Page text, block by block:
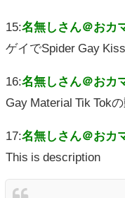
15:名無しさん＠おカ
ゲイでSpider Gay
16:名無しさん＠おカ
Gay Material Tik Tok
17:名無しさん＠おカ
This is description